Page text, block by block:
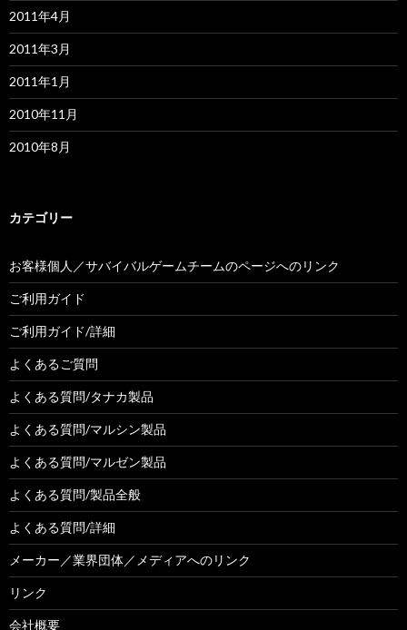
2011年4月
2011年3月
2011年1月
2010年11月
2010年8月
カテゴリー
お客様個人／サバイバルゲームチームのページへのリンク
ご利用ガイド
ご利用ガイド/詳細
よくあるご質問
よくある質問/タナカ製品
よくある質問/マルシン製品
よくある質問/マルゼン製品
よくある質問/製品全般
よくある質問/詳細
メーカー／業界団体／メディアへのリンク
リンク
会社概要